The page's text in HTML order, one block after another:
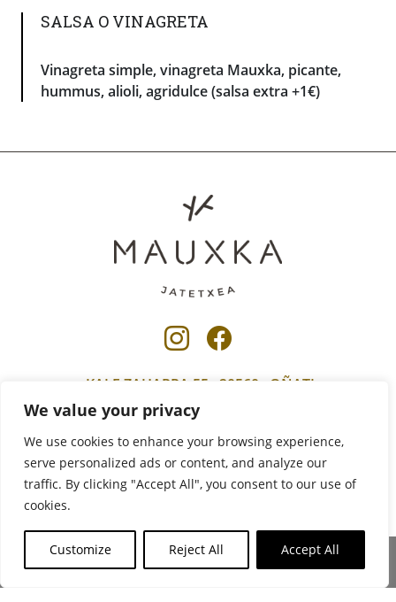
We value your privacy
We use cookies to enhance your browsing experience,
serve personalized ads or content, and analyze our
traffic. By clicking "Accept All", you consent to our use of
cookies.
Customize Reject All Accept All
SALSA O VINAGRETA
Vinagreta simple, vinagreta Mauxka, picante,
hummus, alioli, agridulce (salsa extra +1€)
Se abrirá nueva ventana-
KALE ZAHARRA 55 · 20560 · OÑATI
943 25 26 69
mauxkajatetxea@gmail.com
Mapa ikusi
© 2026 Mauxka Jatetxea
Política de Privacidad
subir